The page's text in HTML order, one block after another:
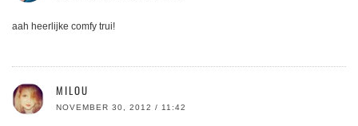
aah heerlijke comfy trui!
MILOU
NOVEMBER 30, 2012 / 11:42